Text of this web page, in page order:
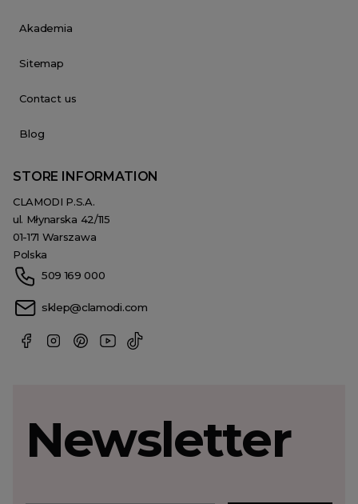
Akademia
Sitemap
Contact us
Blog
STORE INFORMATION
CLAMODI P.S.A.
ul. Młynarska 42/115
01-171 Warszawa
Polska
509 169 000
sklep@clamodi.com
Newsletter